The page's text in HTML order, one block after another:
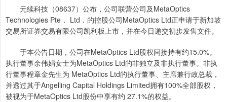
元续科技（08637）公布，公司联营公司及MetaOptics
Technologies Pte． Ltd．的控股公司MetaOptics Ltd正申请于新加坡
交易所证券交易有限公司凯利板上市，并在今日递交初步发售文件。
于本公告日期，公司在MetaOptics Ltd股权间接持有约15.0%。
执行董事余伟娟女士为MetaOptics Ltd的非独立及非执行董事。非执
行董事程章金先生为 MetaOptics Ltd的执行董事、主席兼行政总裁，
并透过其于Angelling Capital Holdings Limited拥有100%全部股权，
被视为于MetaOptics Ltd股份中享有约 27.1%的权益。